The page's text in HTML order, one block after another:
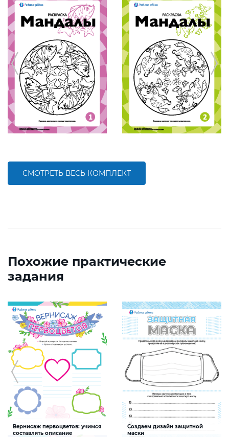
СМОТРЕТЬ ВЕСЬ КОМПЛЕКТ
Похожие практические
задания
Вернисаж первоцветов: учимся
составлять описание
Создаем дизайн защитной
маски